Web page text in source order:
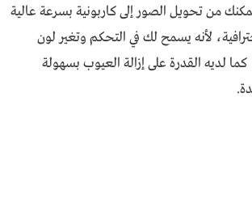
من تحويل الصور إلى كاربونية بسرعة عالية
لأنه يسمح لك في التحكم وتغير لون
لديه القدرة على إزالة العيوب بسهولة